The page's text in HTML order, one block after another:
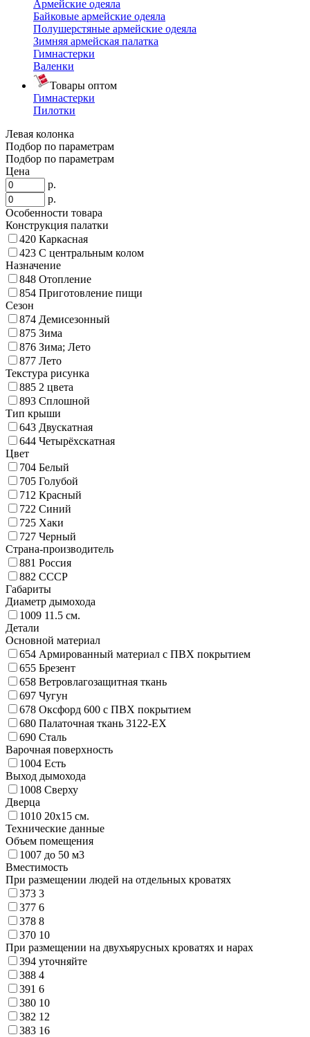
Армейские одеяла
Байковые армейские одеяла
Полушерстяные армейские одеяла
Зимняя армейская палатка
Гимнастерки
Валенки
Товары оптом
Гимнастерки
Пилотки
Левая колонка
Подбор по параметрам
Подбор по параметрам
Цена
р.
р.
Особенности товара
Конструкция палатки
420 Каркасная
423 С центральным колом
Назначение
848 Отопление
854 Приготовление пищи
Сезон
874 Демисезонный
875 Зима
876 Зима; Лето
877 Лето
Текстура рисунка
885 2 цвета
893 Сплошной
Тип крыши
643 Двускатная
644 Четырёхскатная
Цвет
704 Белый
705 Голубой
712 Красный
722 Синий
725 Хаки
727 Черный
Страна-производитель
881 Россия
882 СССР
Габариты
Диаметр дымохода
1009 11.5 см.
Детали
Основной материал
654 Армированный материал c ПВХ покрытием
655 Брезент
658 Ветровлагозащитная ткань
697 Чугун
678 Оксфорд 600 с ПВХ покрытием
680 Палаточная ткань 3122-ЕХ
690 Сталь
Варочная поверхность
1004 Есть
Выход дымохода
1008 Сверху
Дверца
1010 20х15 см.
Технические данные
Объем помещения
1007 до 50 м3
Вместимость
При размещении людей на отдельных кроватях
373 3
377 6
378 8
370 10
При размещении на двухъярусных кроватях и нарах
394 уточняйте
388 4
391 6
380 10
382 12
383 16